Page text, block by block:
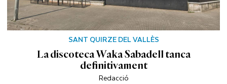
SANT QUIRZE DEL VALLÈS
La discoteca Waka Sabadell tanca
definitivament
Redacció